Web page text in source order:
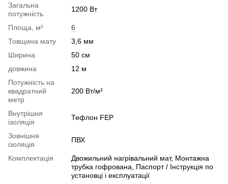
Загальна
потужність
1200 Вт
Площа, м²
6
Товщина мату
3,6 мм
Ширина
50 см
довжина
12 м
Потужність на
квадратний
метр
200 Вт/м²
Внутрішня
ізоляція
Тефлон FEP
Зовнішня
ізоляція
ПВХ
Комплектація
Двожильний нагрівальний мат, Монтажна
трубка гофрована, Паспорт / Інструкція по
установці і експлуатації